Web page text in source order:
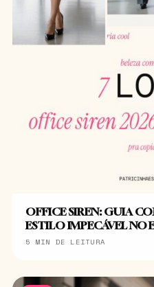
OFFICE SIREN: GUIA
ESTILO IMPECÁVEL NO
5 MIN DE LEITURA